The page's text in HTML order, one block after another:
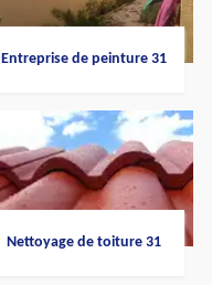
Entreprise de peinture 31
Nettoyage de toiture 31